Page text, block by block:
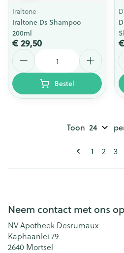
Iraltone
Iraltone Ds Shampoo
200ml
€ 29,50
Bestel
U lees
1 2 3
Toon
Neem contact met ons op
NV Apotheek Desrumaux
Kaphaanlei 79
2640 Mortsel